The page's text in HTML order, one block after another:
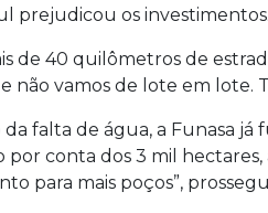
prejudicou os investimentos.
de 40 quilômetros de
não vamos de lote em lote.
da falta de água, a Funasa
por conta dos 3 mil
para mais poços”,